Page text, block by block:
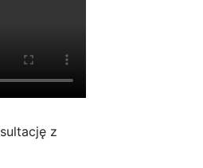
z